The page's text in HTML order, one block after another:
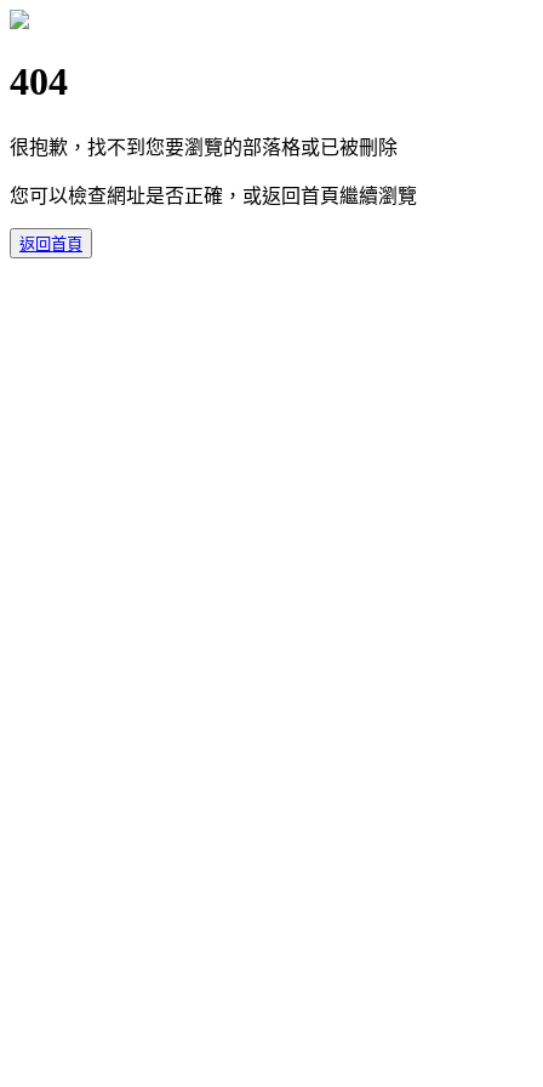
404
很抱歉，找不到您要瀏覽的部落格或已被刪除
您可以檢查網址是否正確，或返回首頁繼續瀏覽
返回首頁